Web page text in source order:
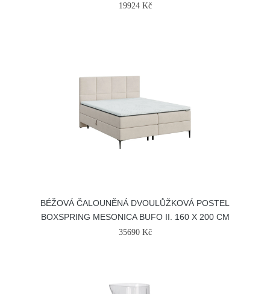
19924 Kč
BÉŽOVÁ ČALOUNĚNÁ DVOULŮŽKOVÁ POSTEL
BOXSPRING MESONICA BUFO II. 160 X 200 CM
35690 Kč